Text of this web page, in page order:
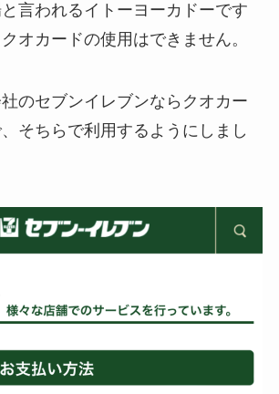
言われるイトーヨーカドーです
クオカードの使用はできません。
のセブンイレブンならクオカー
そちらで利用するようにしまし